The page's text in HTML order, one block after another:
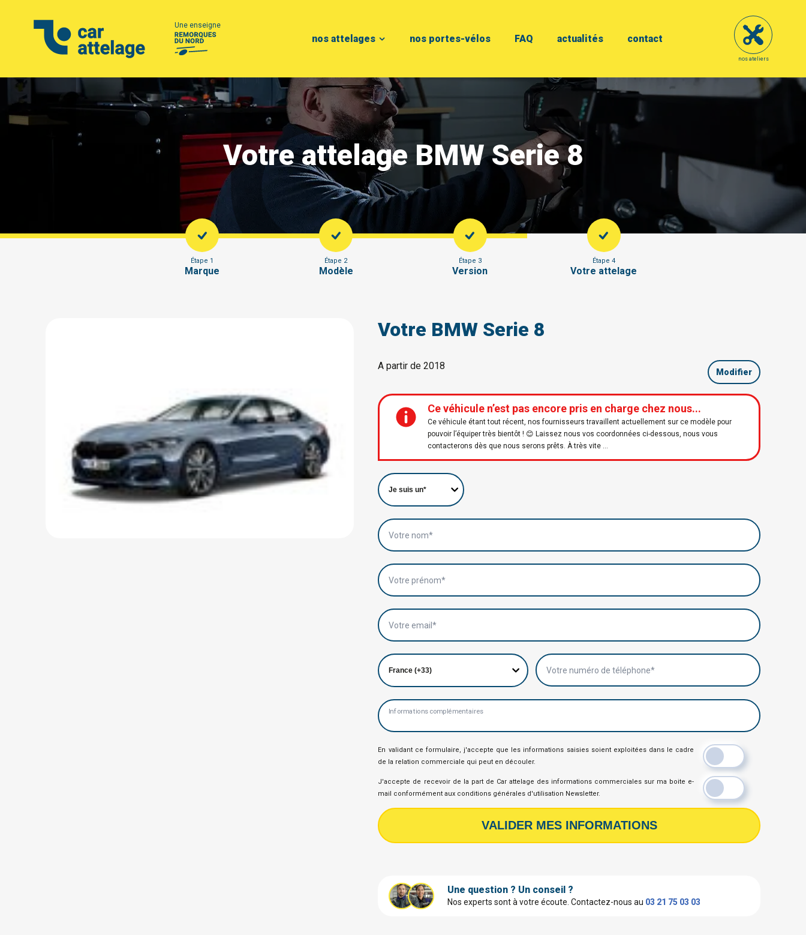
Une enseigne
nos attelages nos portes-vélos FAQ actualités contact
nos ateliers
Votre attelage BMW Serie 8
Étape 1
Marque
Étape 2
Modèle
Étape 3
Version
Étape 4
Votre attelage
Votre BMW Serie 8
A partir de 2018
Modifier
Ce véhicule n’est pas encore pris en charge chez nous...
Ce véhicule étant tout récent, nos fournisseurs travaillent actuellement sur ce modèle pour
pouvoir l’équiper très bientôt ! 😊 Laissez nous vos coordonnées ci-dessous, nous vous
contacterons dès que nous serons prêts. À très vite ...
Votre nom*
Votre prénom*
Votre email*
Votre numéro de téléphone*
Informations complémentaires
En validant ce formulaire, j'accepte que les informations saisies soient exploitées dans le cadre
de la relation commerciale qui peut en découler.
J'accepte de recevoir de la part de Car attelage des informations commerciales sur ma boite e-
mail conformément aux conditions générales d'utilisation Newsletter.
VALIDER MES INFORMATIONS
Une question ? Un conseil ?
Nos experts sont à votre écoute. Contactez-nous au 03 21 75 03 03